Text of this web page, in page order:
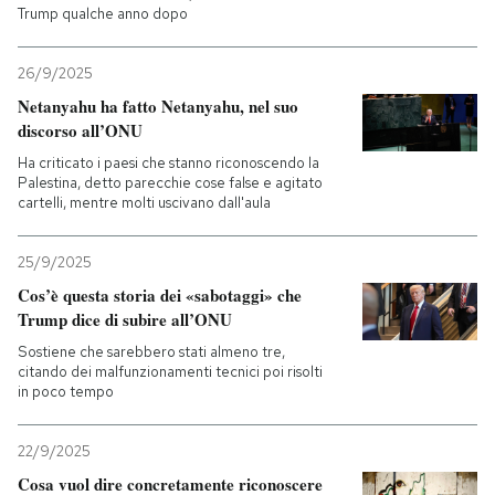
Trump qualche anno dopo
26/9/2025
Netanyahu ha fatto Netanyahu, nel suo
discorso all’ONU
Ha criticato i paesi che stanno riconoscendo la
Palestina, detto parecchie cose false e agitato
cartelli, mentre molti uscivano dall'aula
25/9/2025
Cos’è questa storia dei «sabotaggi» che
Trump dice di subire all’ONU
Sostiene che sarebbero stati almeno tre,
citando dei malfunzionamenti tecnici poi risolti
in poco tempo
22/9/2025
Cosa vuol dire concretamente riconoscere